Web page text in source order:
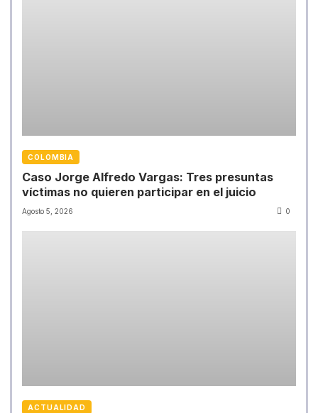
COLOMBIA
Caso Jorge Alfredo Vargas: Tres presuntas
víctimas no quieren participar en el juicio
Agosto 5, 2026 0
ACTUALIDAD